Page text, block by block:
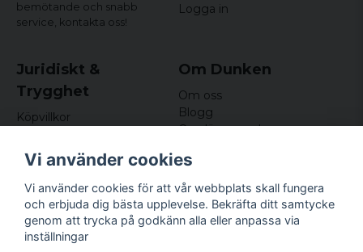
bemötande och snabb
service, kontakta oss!
Logga in
Juridiskt &
Trygghet
Köpvillkor
Om cookies
Om Dunken
Om oss
Blogg
Omdömen och
Nyhetsbrev
Kundklubb
Företagsuppgifter
Odd Sailor AB
Hamnplan 8, 29495
Vi använder cookies
Vi använder cookies för att vår webbplats skall fungera
och erbjuda dig bästa upplevelse. Bekräfta ditt samtycke
genom att trycka på godkänn alla eller anpassa via
inställningar